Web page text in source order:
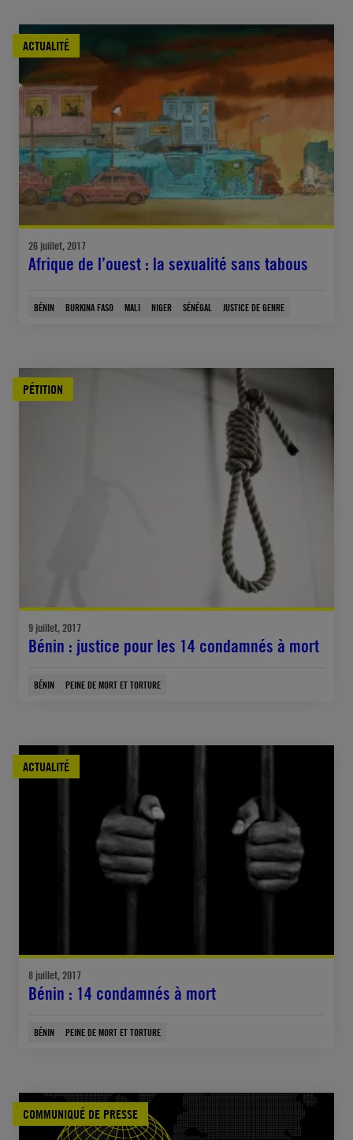
ACTUALITÉ
26 juillet, 2017
Afrique de l’ouest : la sexualité sans tabous
BÉNIN BURKINA FASO MALI NIGER SÉNÉGAL JUSTICE DE GENRE
PÉTITION
9 juillet, 2017
Bénin : justice pour les 14 condamnés à mort
BÉNIN PEINE DE MORT ET TORTURE
ACTUALITÉ
8 juillet, 2017
Bénin : 14 condamnés à mort
BÉNIN PEINE DE MORT ET TORTURE
COMMUNIQUÉ DE PRESSE